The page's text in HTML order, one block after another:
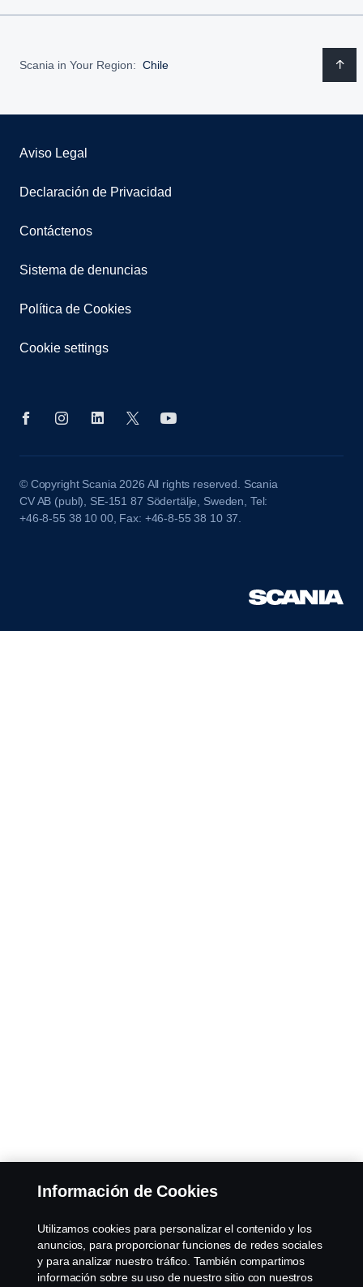
Scania in Your Region: Chile
Aviso Legal
Declaración de Privacidad
Contáctenos
Sistema de denuncias
Política de Cookies
Cookie settings
© Copyright Scania 2026 All rights reserved. Scania
CV AB (publ), SE-151 87 Södertälje, Sweden, Tel:
+46-8-55 38 10 00, Fax: +46-8-55 38 10 37.
Información de Cookies
Utilizamos cookies para personalizar el contenido y los
anuncios, para proporcionar funciones de redes sociales
y para analizar nuestro tráfico. También compartimos
información sobre su uso de nuestro sitio con nuestros